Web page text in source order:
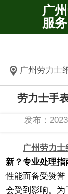
广
服务
广州劳力士
劳力士手
发布：
广州劳力士
新？专业处理指
性能而备受赞誉
会受到影响。为